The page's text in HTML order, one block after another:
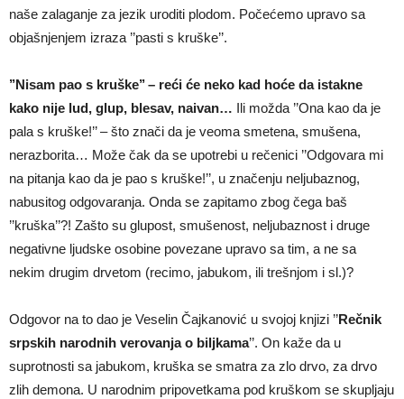
naše zalaganje za jezik uroditi plodom. Počećemo upravo sa
objašnjenjem izraza ’’pasti s kruške’’.
’’Nisam pao s kruške’’ – reći će neko kad hoće da istakne
kako nije lud, glup, blesav, naivan… Ili možda ’’Ona kao da je
pala s kruške!’’ – što znači da je veoma smetena, smušena,
nerazborita… Može čak da se upotrebi u rečenici ’’Odgovara mi
na pitanja kao da je pao s kruške!’’, u značenju neljubaznog,
nabusitog odgovaranja. Onda se zapitamo zbog čega baš
’’kruška’’?! Zašto su glupost, smušenost, neljubaznost i druge
negativne ljudske osobine povezane upravo sa tim, a ne sa
nekim drugim drvetom (recimo, jabukom, ili trešnjom i sl.)?
Odgovor na to dao je Veselin Čajkanović u svojoj knjizi ’’Rečnik
srpskih narodnih verovanja o biljkama’’. On kaže da u
suprotnosti sa jabukom, kruška se smatra za zlo drvo, za drvo
zlih demona. U narodnim pripovetkama pod kruškom se skupljaju